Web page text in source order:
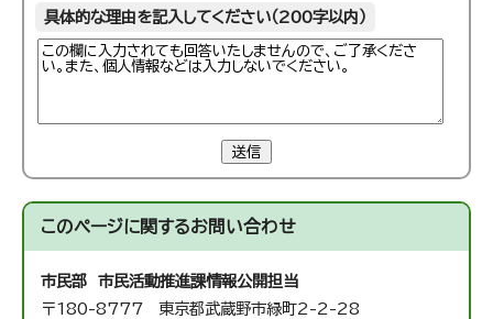
具体的な理由を記入してください（200字以内）
送信
このページに関するお問い合わせ
市民部 市民活動推進課情報公開担当
〒180-8777 東京都武蔵野市緑町2-2-28